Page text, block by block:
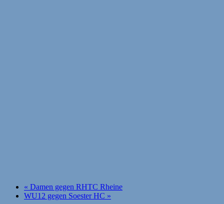
« Damen gegen RHTC Rheine
WU12 gegen Soester HC »